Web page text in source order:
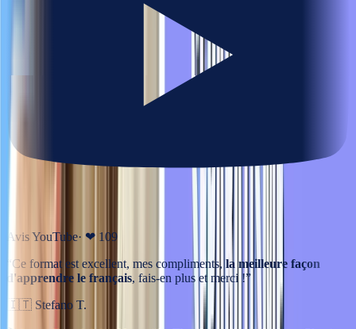
Avis YouTube· ❤ 109
Ce format est excellent, mes compliments, la meilleure façon
d'apprendre le français, fais-en plus et merci !”
🇮🇹 Stefano T.